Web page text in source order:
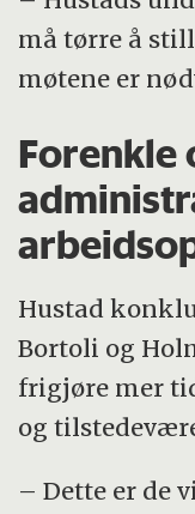
må tørre å
møtene er
Forenkle
Hustad
Bortoli og
frigjøre mer
og
– Dette er de